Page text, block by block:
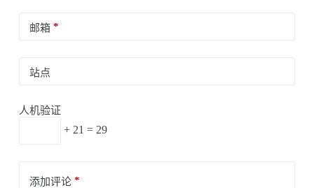
邮箱*
站点
人机验证
+ 21 = 29
添加评论*